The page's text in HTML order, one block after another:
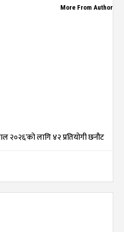
More From Author
२०२६’को लागि ४२ प्रतियोगी छनौट